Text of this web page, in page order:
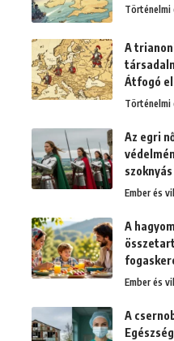
Történelmi
A
Átfogó
Történelmi
Az egri
Ember és
A
Ember és
A